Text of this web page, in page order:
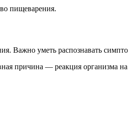
пищеварения.
Важно уметь распознавать
причина — реакция организма